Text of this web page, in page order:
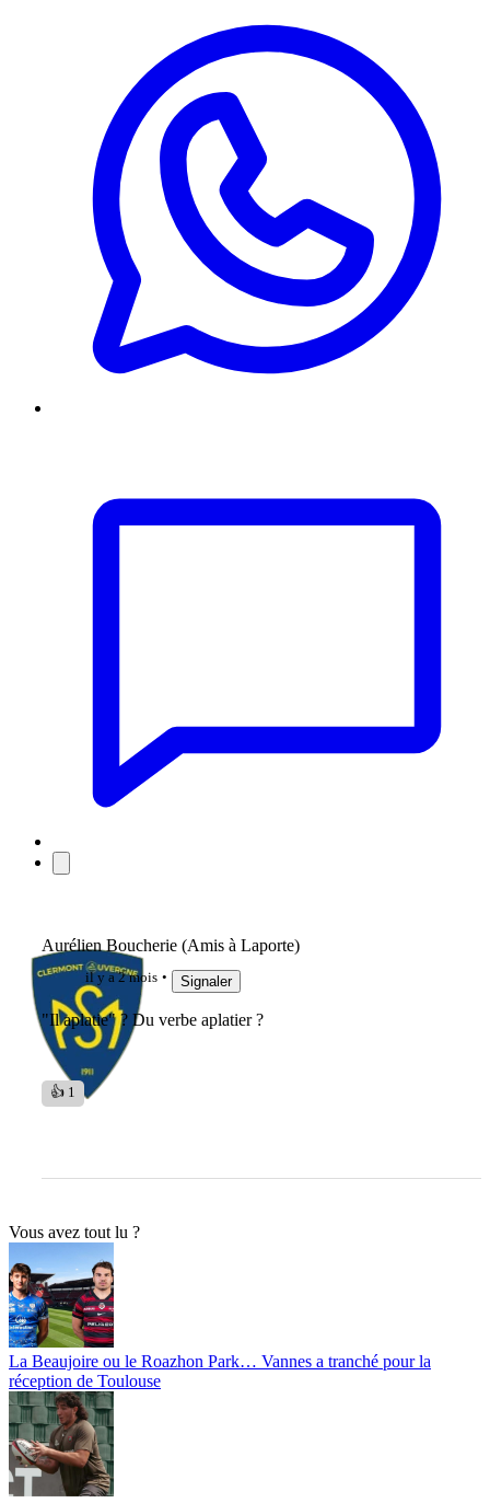
Aurélien Boucherie (Amis à Laporte)
il y a 2 mois Signaler
"Il aplatie" ? Du verbe aplatier ?
👍 1
Vous avez tout lu ?
La Beaujoire ou le Roazhon Park… Vannes a tranché pour la
réception de Toulouse